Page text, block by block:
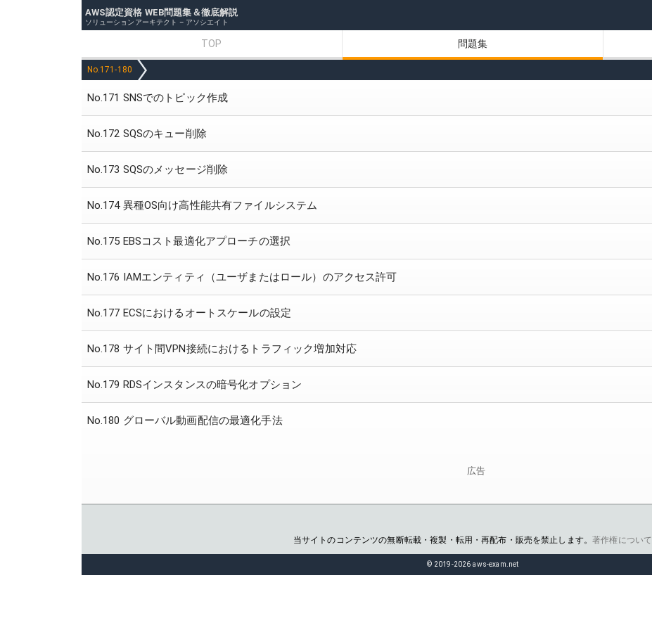
AWS認定資格 WEB問題集＆徹底解説
ソリューションアーキテクト – アソシエイト
TOP 問題集
No.171-180
No.171 SNSでのトピック作成
No.172 SQSのキュー削除
No.173 SQSのメッセージ削除
No.174 異種OS向け高性能共有ファイルシステム
No.175 EBSコスト最適化アプローチの選択
No.176 IAMエンティティ（ユーザまたはロール）のアクセス許可
No.177 ECSにおけるオートスケールの設定
No.178 サイト間VPN接続におけるトラフィック増加対応
No.179 RDSインスタンスの暗号化オプション
No.180 グローバル動画配信の最適化手法
広告
当サイトのコンテンツの無断転載・複製・転用・再配布・販売を禁止します。著作権について
© 2019-2026 aws-exam.net